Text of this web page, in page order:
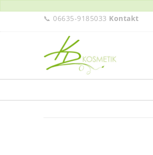
📞 06635-9185033 Kontakt